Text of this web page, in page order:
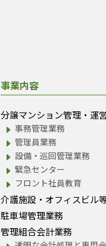
事業内容
分譲マンション管理・運
事務管理業務
管理員業務
設備・巡回管理業務
緊急センター
フロント社員教育
介護施設・オフィスビル
駐車場管理業務
管理組合会計業務